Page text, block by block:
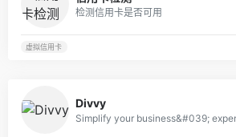
检测信用卡是否可用
虚拟信用卡
Divvy